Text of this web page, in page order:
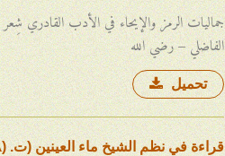
جماليات الرمز والإيحاء في الأدب القادري
الفاضلي – رضي الله
تحميل